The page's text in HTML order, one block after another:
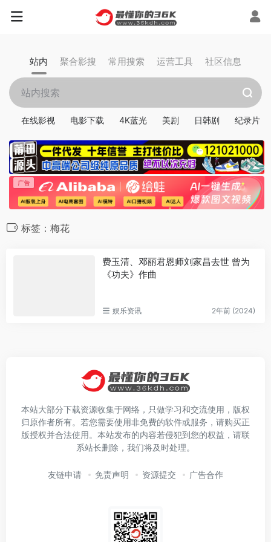
站内 聚合影搜 常用搜索 运营工具 社区信息
在线影视 电影下载 4K蓝光 美剧 日韩剧 纪录片
标签：梅花
费玉清、邓丽君恩师刘家昌去世 曾为
《功夫》作曲
娱乐资讯 2年前 (2024)
本站大部分下载资源收集于网络，只做学习和交流使用，版权
归原作者所有。若您需要使用非免费的软件或服务，请购买正
版授权并合法使用。本站发布的内容若侵犯到您的权益，请联
系站长删除，我们将及时处理。
友链申请 免责声明 资源提交 广告合作